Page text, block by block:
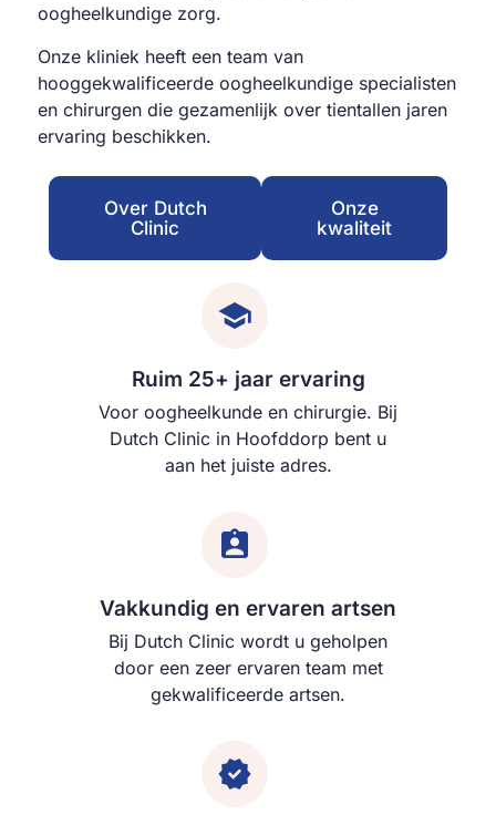
oogheelkundige zorg.
Onze kliniek heeft een team van
hooggekwalificeerde oogheelkundige specialisten
en chirurgen die gezamenlijk over tientallen jaren
ervaring beschikken.
Over Dutch
Clinic
Onze
kwaliteit
Ruim 25+ jaar ervaring
Voor oogheelkunde en chirurgie. Bij
Dutch Clinic in Hoofddorp bent u
aan het juiste adres.
Vakkundig en ervaren artsen
Bij Dutch Clinic wordt u geholpen
door een zeer ervaren team met
gekwalificeerde artsen.